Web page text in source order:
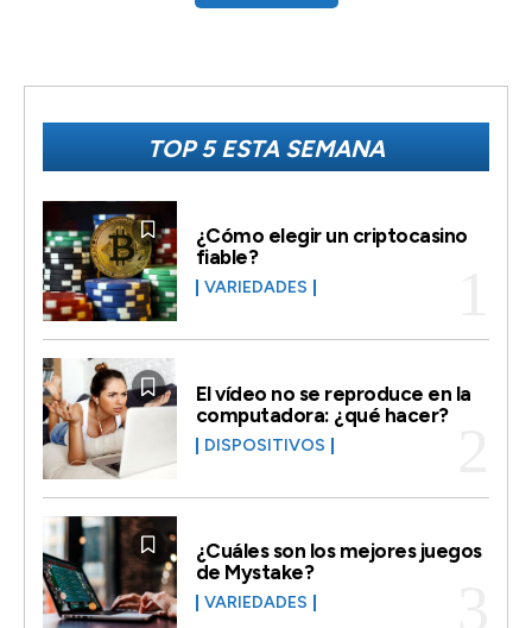
TOP 5 ESTA SEMANA
¿Cómo elegir un criptocasino
fiable?
VARIEDADES
El vídeo no se reproduce en la
computadora: ¿qué hacer?
DISPOSITIVOS
¿Cuáles son los mejores juegos
de Mystake?
VARIEDADES